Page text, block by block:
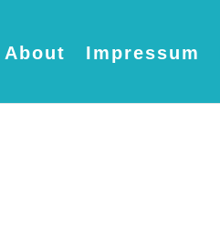
About Impressum